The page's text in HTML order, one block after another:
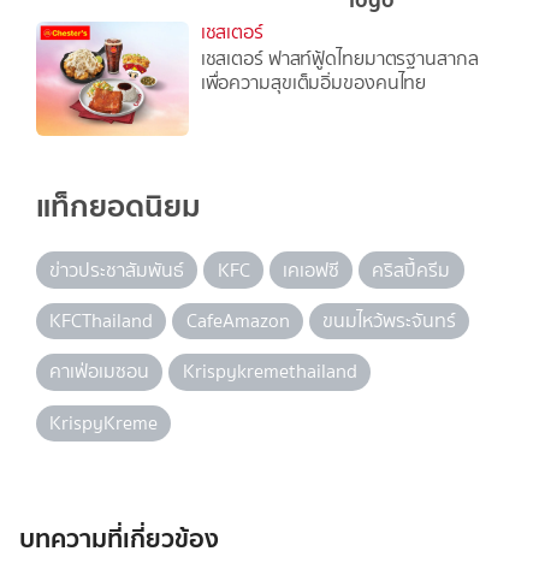
เชสเตอร์
เชสเตอร์ ฟาสท์ฟู้ดไทยมาตรฐานสากล
เพื่อความสุขเต็มอิ่มของคนไทย
แท็กยอดนิยม
ข่าวประชาสัมพันธ์ KFC เคเอฟซี
คริสปี้ครีม
KFCThailand
CafeAmazon
ขนมไหว้พระจันทร์
คาเฟ่อเมซอน
Krispykremethailand
KrispyKreme
บทความที่เกี่ยวข้อง